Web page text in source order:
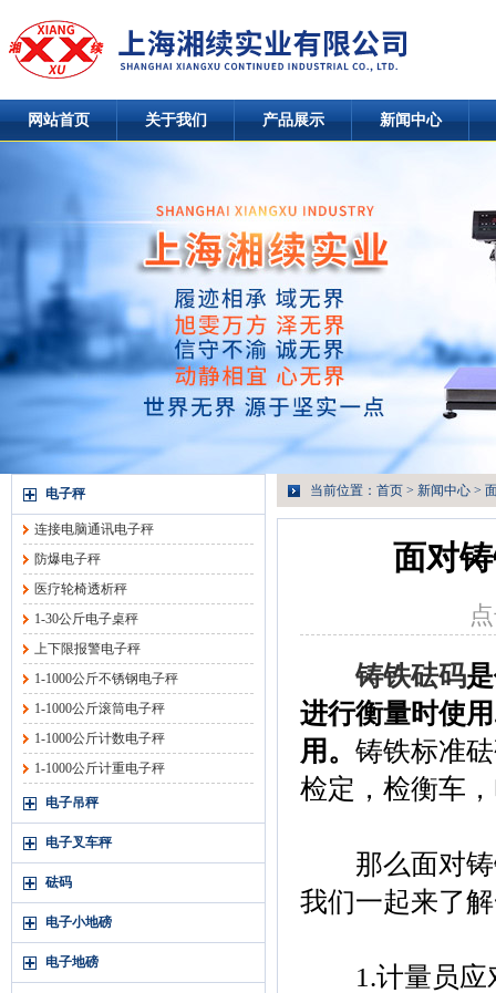
网站首页 关于我们 产品展示 新闻中心
电子秤
连接电脑通讯电子秤
防爆电子秤
医疗轮椅透析秤
1-30公斤电子桌秤
上下限报警电子秤
1-1000公斤不锈钢电子秤
1-1000公斤滚筒电子秤
1-1000公斤计数电子秤
1-1000公斤计重电子秤
电子吊秤
电子叉车秤
砝码
电子小地磅
电子地磅
当前位置： 首页 > 新闻中心 >
面对
铸铁砝码
进行衡量时使
用。 铸铁标准
检定，检衡车
那么面对铸
我们一起来了
1.计量员应